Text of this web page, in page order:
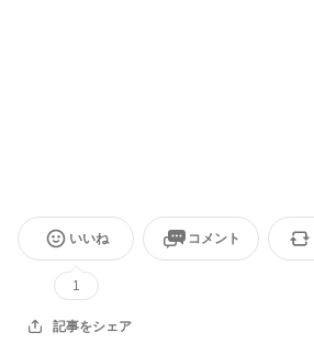
いいね
1
コメント
記事をシェア